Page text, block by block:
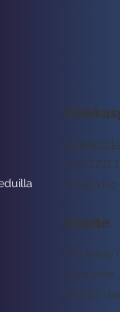
Arkisin
045 7731
Osoite
Rockway
Lemuntie
00510